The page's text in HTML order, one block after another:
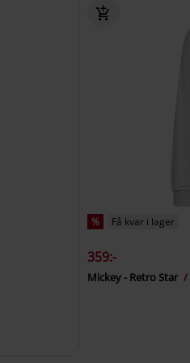
% Få kvar i lager
359:-
Mickey - Retro Star